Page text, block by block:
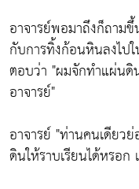
อาจารย์พอมาถึงก็ถาม
กับการทิ้งก้อนหินลงไป
ตอบว่า "ผมจักทำแผ่นดิ
อาจารย์"
อาจารย์ "ท่านคนเดียว
ดินให้ราบเรียนได้หรอก